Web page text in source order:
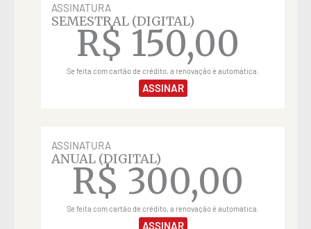
ASSINATURA
SEMESTRAL (DIGITAL)
R$ 150,00
Se feita com cartão de crédito, a renovação é automática.
ASSINAR
ASSINATURA
ANUAL (DIGITAL)
R$ 300,00
Se feita com cartão de crédito, a renovação é automática.
ASSINAR